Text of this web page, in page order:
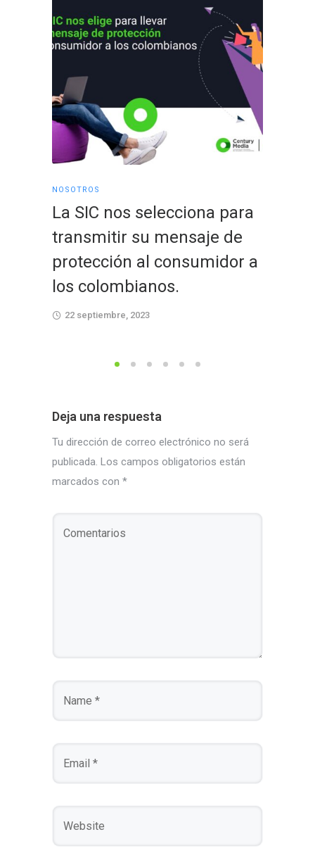
NOSOTROS
La SIC nos selecciona para
transmitir su mensaje de
protección al consumidor a
los colombianos.
22 septiembre, 2023
Deja una respuesta
Tu dirección de correo electrónico no será
publicada. Los campos obligatorios están
marcados con *